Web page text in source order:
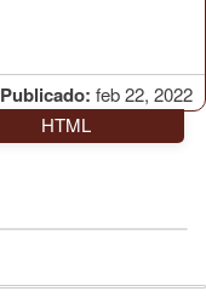
Publicado: feb 22, 2022
HTML